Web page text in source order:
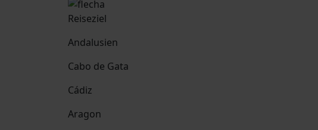
Reiseziel
Andalusien
Cabo de Gata
Cádiz
Aragon